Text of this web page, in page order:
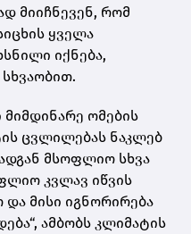
მიიჩნევენ, რომ
ყველა
იქნება,
ომების
ცვლილებას ნაკლებ
მსოფლიო სხვა
კვლავ იწვის
მისი იგნორირება
ამბობს კლიმატის